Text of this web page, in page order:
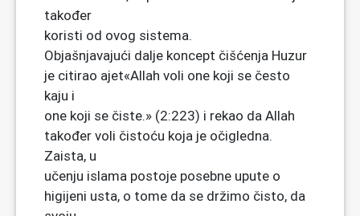
također
koristi od ovog sistema.
Objašnjavajući dalje koncept čišćenja Huzur
je citirao ajet«Allah voli one koji se često
kaju i
one koji se čiste.» (2:223) i rekao da Allah
također voli čistoću koja je očigledna.
Zaista, u
učenju islama postoje posebne upute o
higijeni usta, o tome da se držimo čisto, da